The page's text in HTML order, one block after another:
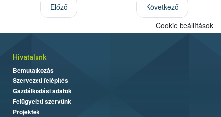
Előző
Következő
Cookie beállítások
Hivatalunk
Bemutatkozás
Szervezeti felépítés
Gazdálkodási adatok
Felügyeleti szervünk
Projektek